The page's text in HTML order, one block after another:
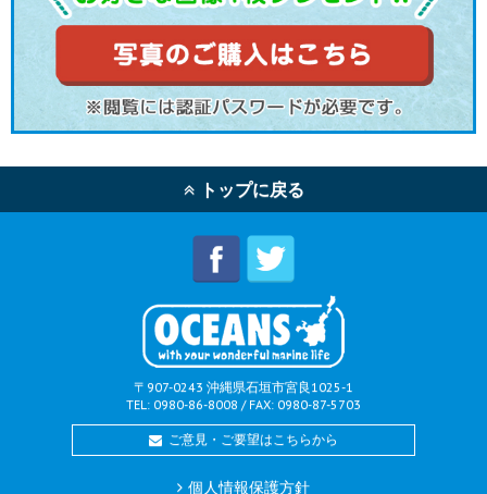
トップに戻る
〒907-0243 沖縄県石垣市宮良1025-1
TEL: 0980-86-8008 / FAX: 0980-87-5703
ご意見・ご要望はこちらから
個人情報保護方針